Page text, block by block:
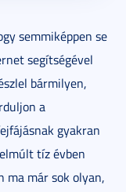
semmiképpen se
segítségével
bármilyen,
a
gyakran
tíz évben
ma már sok olyan,